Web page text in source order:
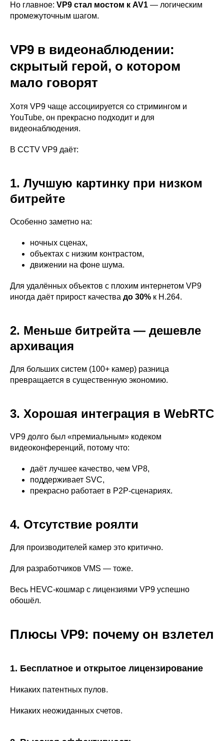
Но главное: VP9 стал мостом к AV1 — логическим
промежуточным шагом.
VP9 в видеонаблюдении:
скрытый герой, о котором
мало говорят
Хотя VP9 чаще ассоциируется со стримингом и
YouTube, он прекрасно подходит и для
видеонаблюдения.
В CCTV VP9 даёт:
1. Лучшую картинку при низком
битрейте
Особенно заметно на:
ночных сценах,
объектах с низким контрастом,
движении на фоне шума.
Для удалённых объектов с плохим интернетом VP9
иногда даёт прирост качества до 30% к H.264.
2. Меньше битрейта — дешевле
архивация
Для больших систем (100+ камер) разница
превращается в существенную экономию.
3. Хорошая интеграция в WebRTC
VP9 долго был «премиальным» кодеком
видеоконференций, потому что:
даёт лучшее качество, чем VP8,
поддерживает SVC,
прекрасно работает в P2P-сценариях.
4. Отсутствие роялти
Для производителей камер это критично.
Для разработчиков VMS — тоже.
Весь HEVC-кошмар с лицензиями VP9 успешно
обошёл.
Плюсы VP9: почему он взлетел
1. Бесплатное и открытое лицензирование
Никаких патентных пулов.
Никаких неожиданных счетов.